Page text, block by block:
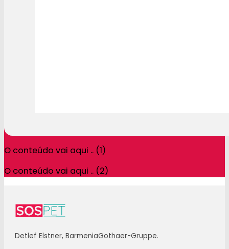
O conteúdo vai aqui .. (1)
O conteúdo vai aqui .. (2)
Detlef Elstner, BarmeniaGothaer-Gruppe.